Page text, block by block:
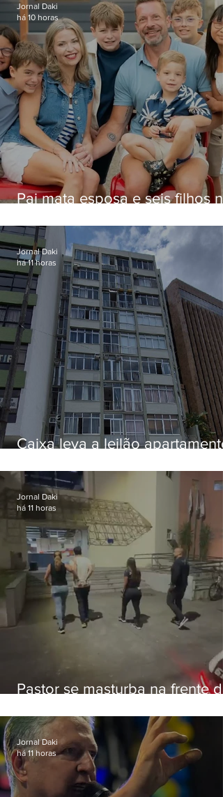
Pai mata esposa e seis filhos
Jornal Daki
há 10 horas
Caixa leva a leilão apartamento
Botafogo
Jornal Daki
há 11 horas
Pastor se masturba na frente de
Jornal Daki
há 11 horas
Jornal Daki
há 11 horas